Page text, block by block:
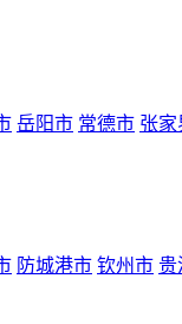
岳阳市 常德市 张家
防城港市 钦州市 贵